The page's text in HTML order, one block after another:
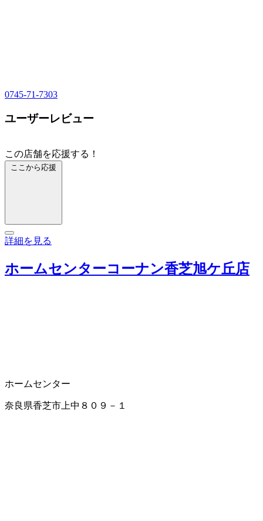
0745-71-7303
ユーザーレビュー
この店舗を応援する！
ここから応援
詳細を見る
ホームセンターコーナン香芝旭ケ丘店
ホームセンター
奈良県香芝市上中８０９－１